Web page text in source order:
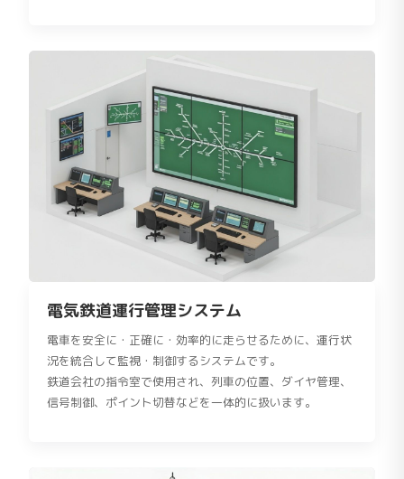
電気鉄道運行管理システム
電車を安全に・正確に・効率的に走らせるために、運行状
況を統合して監視・制御するシステムです。
鉄道会社の指令室で使用され、列車の位置、ダイヤ管理、
信号制御、ポイント切替などを一体的に扱います。